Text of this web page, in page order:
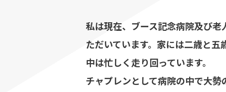
私は現在、ブース記念病院及び
ただいています。家には二歳と
中は忙しく走り回っています。
チャプレンとして病院の中で大